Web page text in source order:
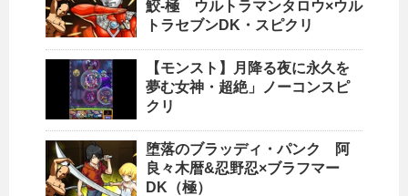
鮫-極 ウルトラマンタロウ×ウル
トラセブンDK・スピクリ
【モンスト】月降る夜に永久を
夢む女神・超絶」ノーコンスピ
クリ
堕落のブラッディ・パンク 阿
良々木暦&忍野忍×ブラフマー
DK（極）